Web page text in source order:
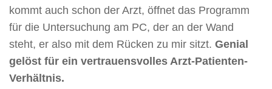
kommt auch schon der Arzt, öffnet das Programm
für die Untersuchung am PC, der an der Wand
steht, er also mit dem Rücken zu mir sitzt. Genial
gelöst für ein vertrauensvolles Arzt-Patienten-
Verhältnis.